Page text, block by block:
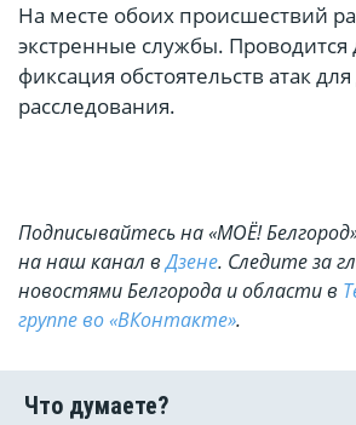
На месте обоих происшествий
экстренные службы. Проводится
фиксация обстоятельств атак
расследования.
Подписывайтесь на «МОЁ!
на наш канал вДзене. Cледите за
новостями Белгорода и области в
группе во «ВКонтакте».